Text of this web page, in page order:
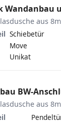
Wandanbau
aus
Schiebetür
Move
Unikat
BW-
aus